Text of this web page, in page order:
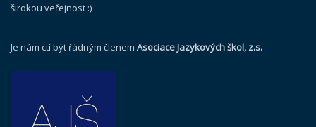
širokou veřejnost :)
Je nám ctí být řádným členem Asociace Jazykových škol, z.s.